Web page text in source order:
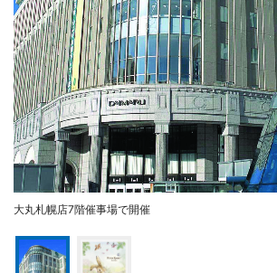
大丸札幌店7階催事場で開催